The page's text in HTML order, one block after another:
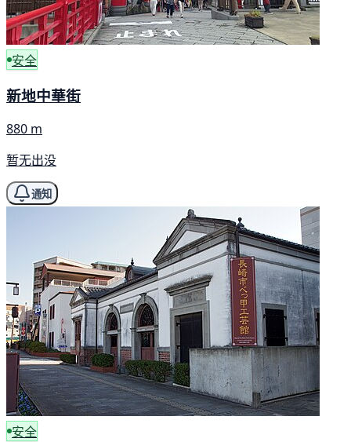
安全
新地中華街
880 m
暂无出没
通知
安全